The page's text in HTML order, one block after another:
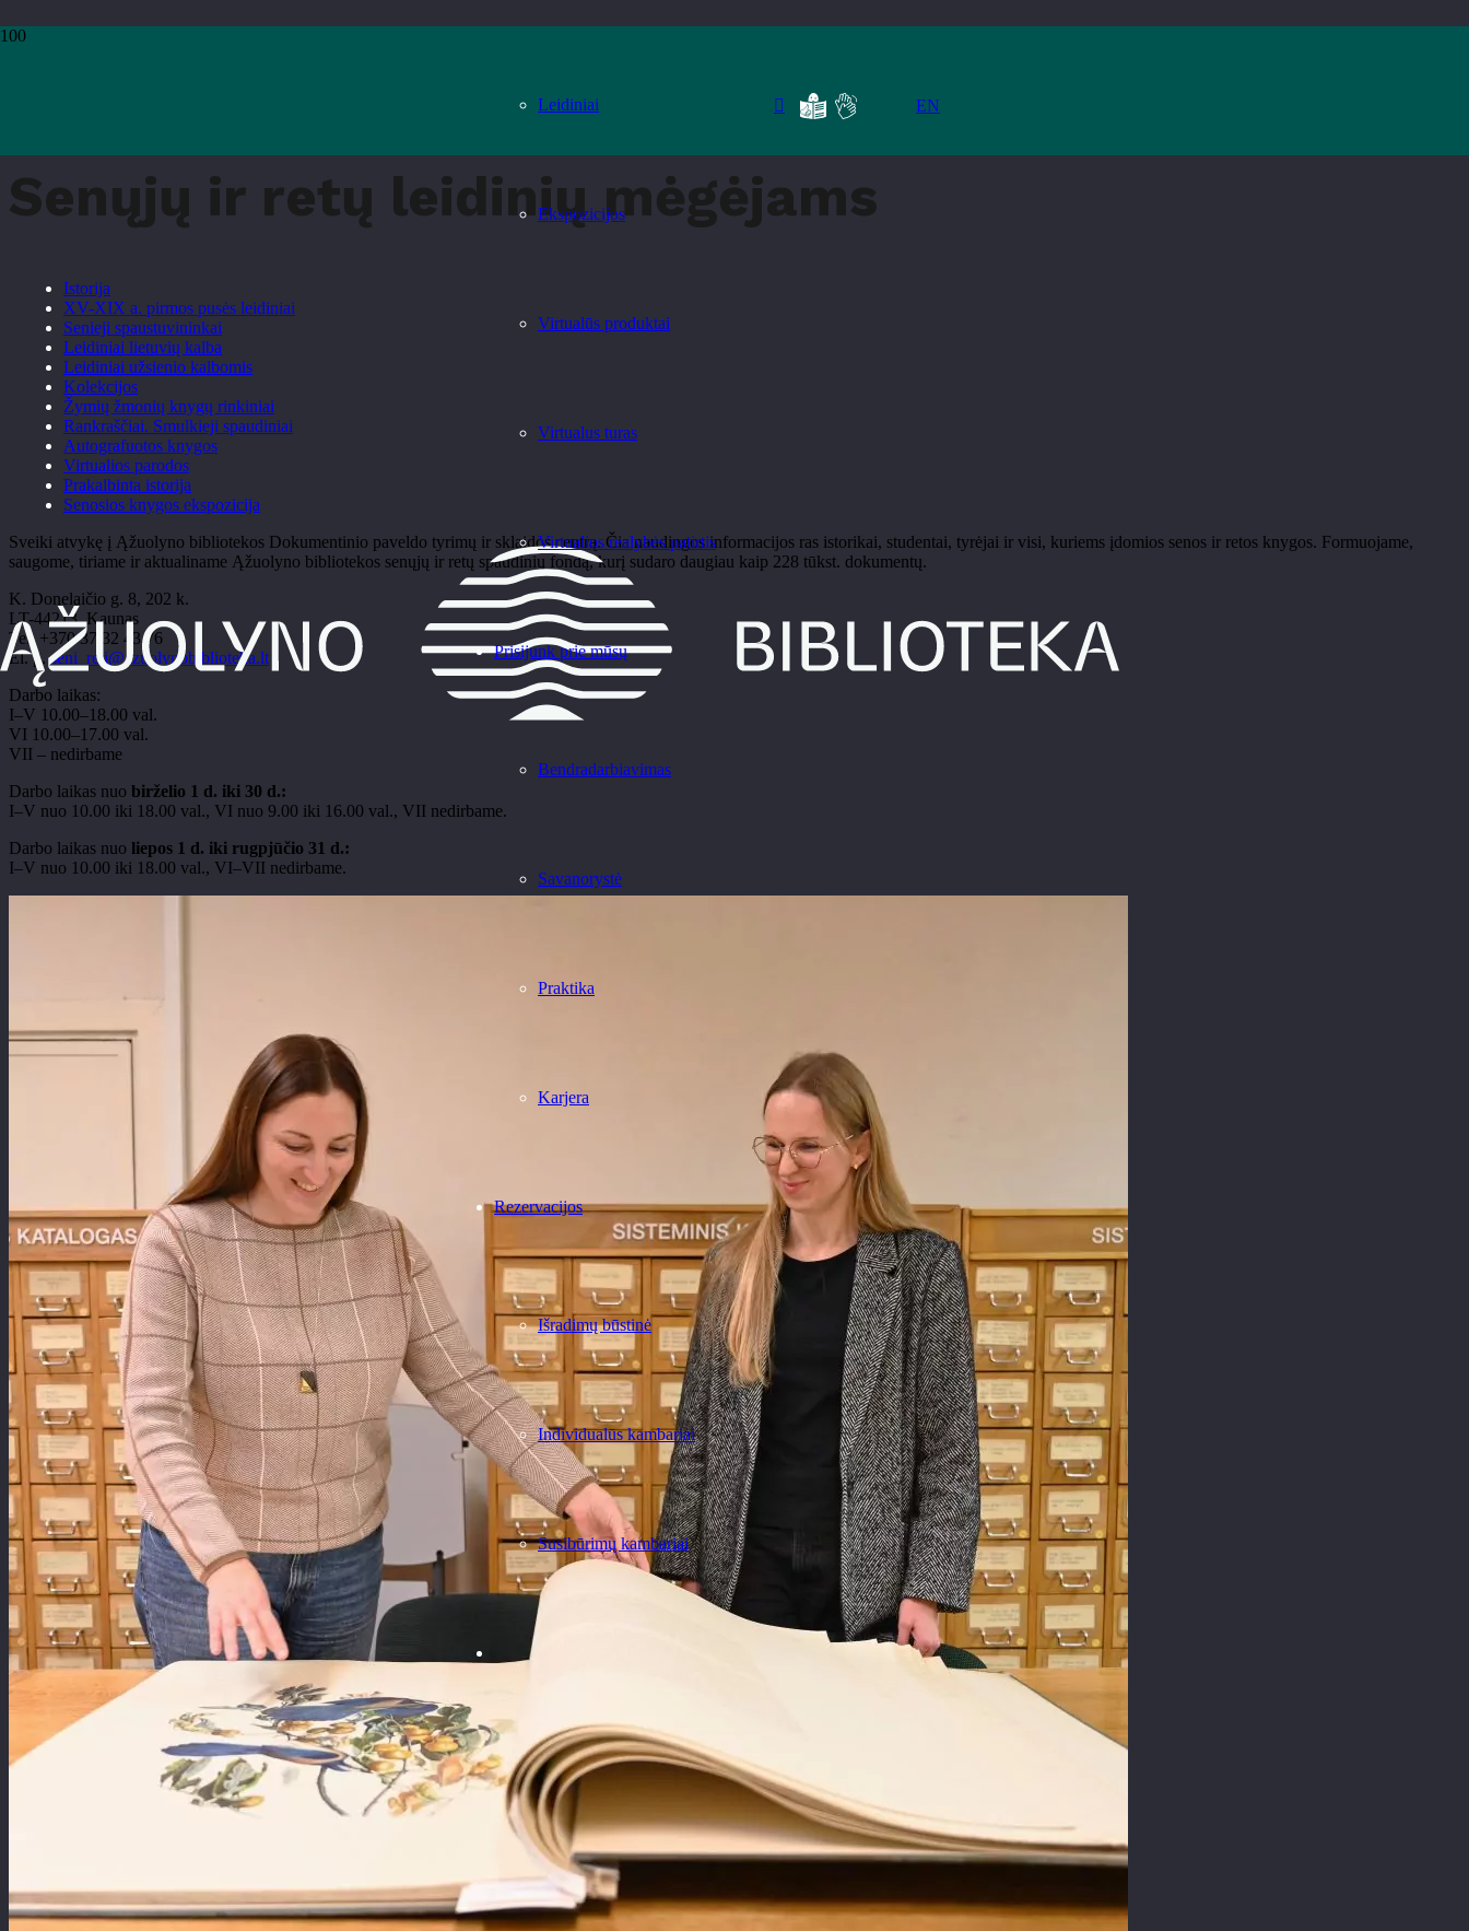
Leidiniai
Ekspozicijos
Virtualūs produktai
Virtualus turas
Virtualios realybės patirtis
Prisijunk prie mūsų
Bendradarbiavimas
Savanorystė
Praktika
Karjera
Rezervacijos
Išradimų būstinė
Individualūs kambariai
Susibūrimų kambariai
EN
Pradžia
Senųjų ir retų leidinių mėgėjams
Istorija
XV-XIX a. pirmos pusės leidiniai
Senieji spaustuvininkai
Leidiniai lietuvių kalba
Leidiniai užsienio kalbomis
Kolekcijos
Žymių žmonių knygų rinkiniai
Rankraščiai. Smulkieji spaudiniai
Autografuotos knygos
Virtualios parodos
Prakalbinta istorija
Senosios knygos ekspozicija
Sveiki atvykę į Ąžuolyno bibliotekos Dokumentinio paveldo tyrimų ir sklaidos centrą. Čia naudingos informacijos ras istorikai, studentai, tyrėjai ir visi, kuriems įdomios senos ir retos knygos. Formuojame,
saugome, tiriame ir aktualiname Ąžuolyno bibliotekos senųjų ir retų spaudinių fondą, kurį sudaro daugiau kaip 228 tūkst. dokumentų.
K. Donelaičio g. 8, 202 k.
LT-44213, Kaunas
Tel. +370 37 32 43 76
El. p.seni_reti@azuolynobiblioteka.lt
Darbo laikas:
I–V 10.00–18.00 val.
VI 10.00–17.00 val.
VII – nedirbame
Darbo laikas nuo birželio 1 d. iki 30 d.:
I–V nuo 10.00 iki 18.00 val., VI nuo 9.00 iki 16.00 val., VII nedirbame.
Darbo laikas nuo liepos 1 d. iki rugpjūčio 31 d.:
I–V nuo 10.00 iki 18.00 val., VI–VII nedirbame.